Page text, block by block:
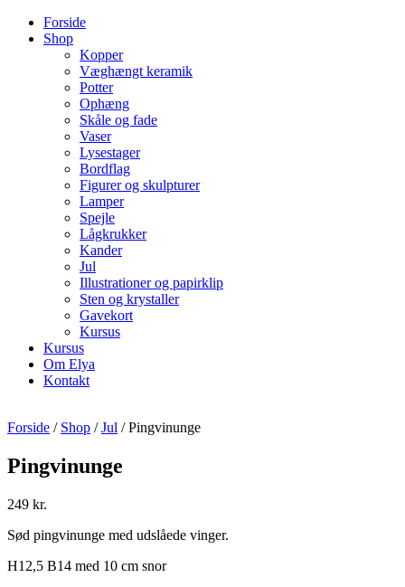
Forside
Shop
Kopper
Væghængt keramik
Potter
Ophæng
Skåle og fade
Vaser
Lysestager
Bordflag
Figurer og skulpturer
Lamper
Spejle
Lågkrukker
Kander
Jul
Illustrationer og papirklip
Sten og krystaller
Gavekort
Kursus
Kursus
Om Elya
Kontakt
Forside / Shop /Jul / Pingvinunge
Pingvinunge
249 kr.
Sød pingvinunge med udslåede vinger.
H12,5 B14 med 10 cm snor